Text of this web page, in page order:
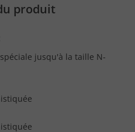
produit
jusqu'à la taille N-